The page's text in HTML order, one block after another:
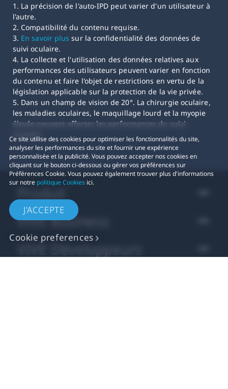
1. La précision de l'auto-IPD peut varier d'un utilisateur à
l'autre.
2. Compatibilité du contenu requise.
3. En savoir plussur la confidentialité des données de
suivi oculaire.
4. La collecte et l'utilisation des données relatives aux
performances des utilisateurs peuvent varier en fonction
du contenu et faire l'objet de restrictions en vertu de la
législation applicable sur la protection de la vie privée.
5. Dans un champ de vision de 20°. La chirurgie oculaire,
les maladies oculaires, le maquillage lourd et la myopie
élevée peuvent affecter les performances du suivi
oculaire.
Ce site utilise des cookies pour optimiser les fonctionnalités du site,
analyser les performances du site et fournir une expérience
personnalisée et la publicité. Vous pouvez accepter nos cookies en
cliquant sur le bouton ci-dessous ou gérer vos préférences sur
Préférences Cookie. Vous pouvez également trouver plus d'informations
sur notre politique Cookies ici.
J'ACCEPTE
Cookie preferences
VIVE Business
VIVE Développeurs